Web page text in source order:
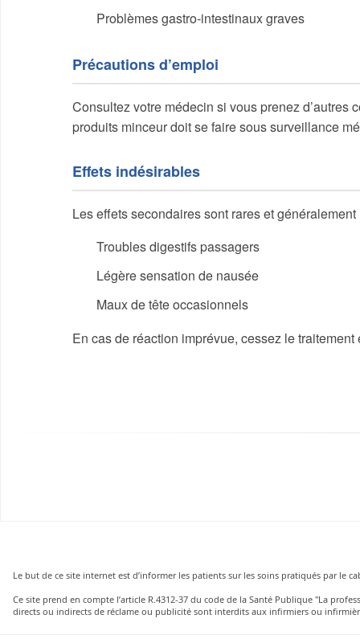
Problèmes gastro-intestinaux graves
Précautions d’emploi
Consultez votre médecin si vous prenez d’autres
produits minceur doit se faire sous surveillance
Effets indésirables
Les effets secondaires sont rares et généralement
Troubles digestifs passagers
Légère sensation de nausée
Maux de tête occasionnels
En cas de réaction imprévue, cessez le
Le but de ce site internet est d’informer les patients sur les soins pratiqués par le
Ce site prend en compte l’article R.4312-37 du code de la Santé Publique "La
directs ou indirects de réclame ou publicité sont interdits aux infirmiers ou